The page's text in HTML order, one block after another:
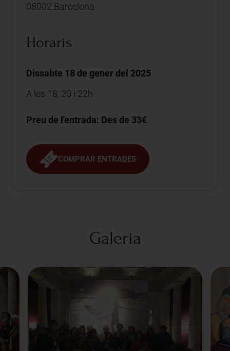
08002 Barcelona
Horaris
Dissabte 18 de gener del 2025
A les 18, 20 i 22h
Preu de l'entrada: Des de 33€
COMPRAR ENTRADES
Galeria